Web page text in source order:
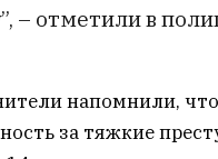
– отметили в
напомнили,
за тяжкие